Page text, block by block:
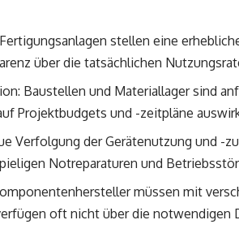
stellen eine
über die tatsächlichen
Baustellen und Materiallager sind
Projektbudgets und -zeitpläne
Verfolgung der Gerätenutzung und -
Notreparaturen und
müssen mit
oft nicht über die notwendigen